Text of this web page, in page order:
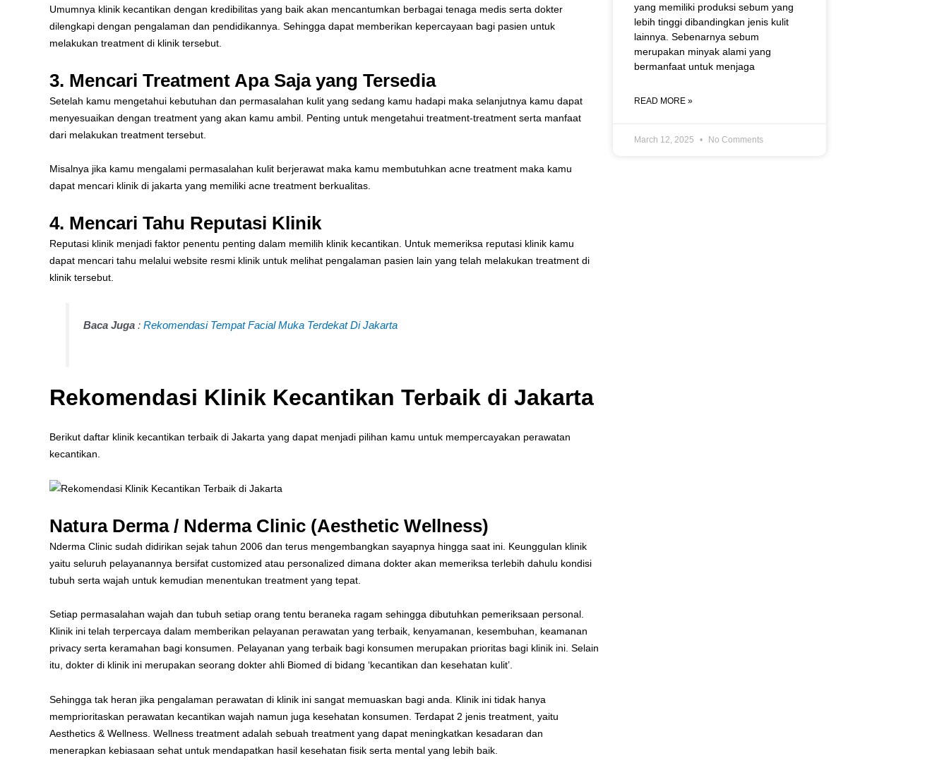
Umumnya klinik kecantikan dengan kredibilitas yang baik akan mencantumkan berbagai tenaga medis serta dokter
dilengkapi dengan pengalaman dan pendidikannya. Sehingga dapat memberikan kepercayaan bagi pasien untuk
melakukan treatment di klinik tersebut.
3. Mencari Treatment Apa Saja yang Tersedia
Setelah kamu mengetahui kebutuhan dan permasalahan kulit yang sedang kamu hadapi maka selanjutnya kamu dapat
menyesuaikan dengan treatment yang akan kamu ambil. Penting untuk mengetahui treatment-treatment serta manfaat
dari melakukan treatment tersebut.
Misalnya jika kamu mengalami permasalahan kulit berjerawat maka kamu membutuhkan acne treatment maka kamu
dapat mencari klinik di jakarta yang memiliki acne treatment berkualitas.
4. Mencari Tahu Reputasi Klinik
Reputasi klinik menjadi faktor penentu penting dalam memilih klinik kecantikan. Untuk memeriksa reputasi klinik kamu
dapat mencari tahu melalui website resmi klinik untuk melihat pengalaman pasien lain yang telah melakukan treatment di
klinik tersebut.
Baca Juga :Rekomendasi Tempat Facial Muka Terdekat Di Jakarta
Rekomendasi Klinik Kecantikan Terbaik di Jakarta
Berikut daftar klinik kecantikan terbaik di Jakarta yang dapat menjadi pilihan kamu untuk mempercayakan perawatan
kecantikan.
Natura Derma / Nderma Clinic (Aesthetic Wellness)
Nderma Clinic sudah didirikan sejak tahun 2006 dan terus mengembangkan sayapnya hingga saat ini. Keunggulan klinik
yaitu seluruh pelayanannya bersifat customized atau personalized dimana dokter akan memeriksa terlebih dahulu kondisi
tubuh serta wajah untuk kemudian menentukan treatment yang tepat.
Setiap permasalahan wajah dan tubuh setiap orang tentu beraneka ragam sehingga dibutuhkan pemeriksaan personal.
Klinik ini telah terpercaya dalam memberikan pelayanan perawatan yang terbaik, kenyamanan, kesembuhan, keamanan
privacy serta keramahan bagi konsumen. Pelayanan yang terbaik bagi konsumen merupakan prioritas bagi klinik ini. Selain
itu, dokter di klinik ini merupakan seorang dokter ahli Biomed di bidang ‘kecantikan dan kesehatan kulit’.
Sehingga tak heran jika pengalaman perawatan di klinik ini sangat memuaskan bagi anda. Klinik ini tidak hanya
memprioritaskan perawatan kecantikan wajah namun juga kesehatan konsumen. Terdapat 2 jenis treatment, yaitu
Aesthetics & Wellness. Wellness treatment adalah sebuah treatment yang dapat meningkatkan kesadaran dan
menerapkan kebiasaan sehat untuk mendapatkan hasil kesehatan fisik serta mental yang lebih baik.
yang memiliki produksi sebum yang
lebih tinggi dibandingkan jenis kulit
lainnya. Sebenarnya sebum
merupakan minyak alami yang
bermanfaat untuk menjaga
READ MORE »
March 12, 2025 No Comments